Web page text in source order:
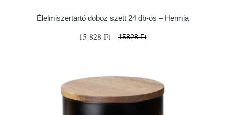
Élelmiszertartó doboz szett 24 db-os – Hermia
15 828 Ft 15828 Ft